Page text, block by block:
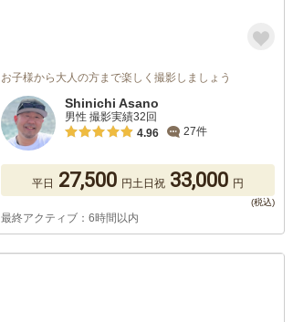
お子様から大人の方まで楽しく撮影しましょう
Shinichi Asano
男性 撮影実績32回
4.96
27件
平日 27,500 円土日祝 33,000 円
最終アクティブ：6時間以内